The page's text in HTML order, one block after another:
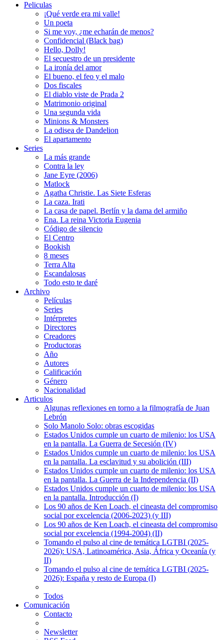
Peliculas
¡Qué verde era mi valle!
Un poeta
Si me voy, ¿me echarán de menos?
Confidencial (Black bag)
Hello, Dolly!
El secuestro de un presidente
La ironía del amor
El bueno, el feo y el malo
Dos fiscales
El diablo viste de Prada 2
Matrimonio original
Una segunda vida
Minions & Monsters
La odisea de Dandelion
El apartamento
Series
La más grande
Contra la ley
Jane Eyre (2006)
Matlock
Agatha Christie. Las Siete Esferas
La caza. Irati
La casa de papel. Berlín y la dama del armiño
Ena. La reina Victoria Eugenia
Código de silencio
El Centro
Bookish
8 meses
Terra Alta
Escandalosas
Todo esto te daré
Archivo
Películas
Series
Intérpretes
Directores
Creadores
Productoras
Año
Autores
Calificación
Género
Nacionalidad
Articulos
Algunas reflexiones en torno a la filmografía de Juan
Lebrón
Solo Manolo Solo: obras escogidas
Estados Unidos cumple un cuarto de milenio: los USA
en la pantalla. La Guerra de Secesión (IV)
Estados Unidos cumple un cuarto de milenio: los USA
en la pantalla. La esclavitud y su abolición (III)
Estados Unidos cumple un cuarto de milenio: los USA
en la pantalla. La Guerra de la Independencia (II)
Estados Unidos cumple un cuarto de milenio: los USA
en la pantalla. Introducción (I)
Los 90 años de Ken Loach, el cineasta del compromiso
social por excelencia (2006-2023) (y III)
Los 90 años de Ken Loach, el cineasta del compromiso
social por excelencia (1994-2004) (II)
Tomando el pulso al cine de temática LGTBI (2025-
2026): USA, Latinoamérica, Asia, África y Oceanía (y
II)
Tomando el pulso al cine de temática LGTBI (2025-
2026): España y resto de Europa (I)
Todos
Comunicación
Contacto
Newsletter